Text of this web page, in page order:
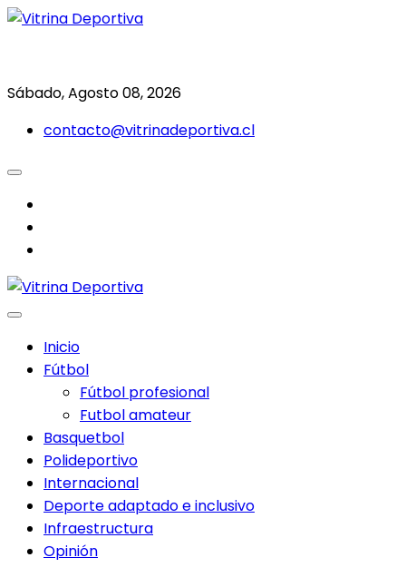
Saltar
Sábado, Agosto 08, 2026
contacto@vitrinadeportiva.cl
Inicio
Fútbol
Fútbol profesional
Futbol amateur
Basquetbol
Polideportivo
Internacional
Deporte adaptado e inclusivo
Infraestructura
Opinión